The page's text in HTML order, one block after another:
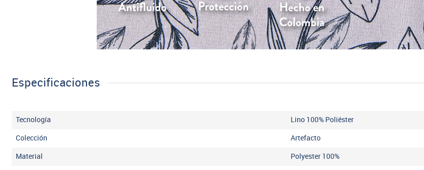
Especificaciones
Tecnología Lino 100% Poliéster
Colección Artefacto
Material Polyester 100%